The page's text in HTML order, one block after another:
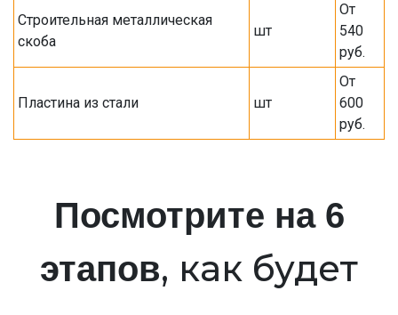
Строительная металлическая
скоба
шт
От
540
руб.
Пластина из стали шт
От
600
руб.
Посмотрите на 6
этапов, как будет